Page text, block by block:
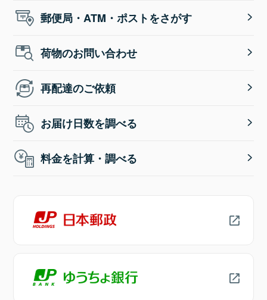
郵便局・ATM・ポストをさがす
荷物のお問い合わせ
再配達のご依頼
お届け日数を調べる
料金を計算・調べる